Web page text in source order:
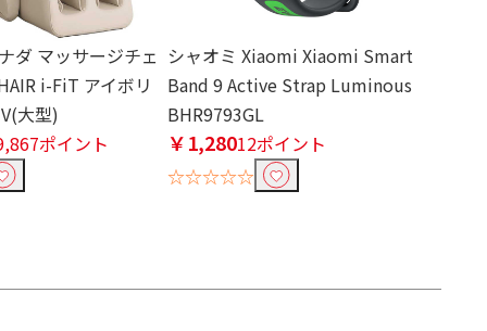
ダ マッサージチェ
i-FiT アイボリ
大型)
ポイント
シャオミ Xiaomi Xiaomi Smart
Band 9 Active Strap Luminous
BHR9793GL
￥1,28012ポイント
☆☆☆☆☆